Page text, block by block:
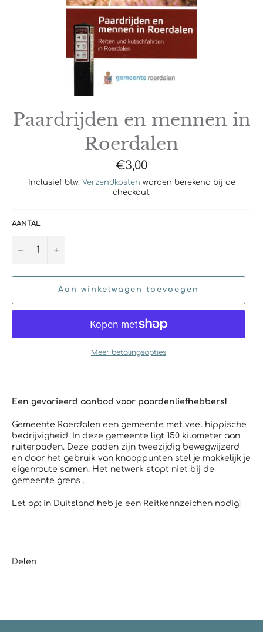
Paardrijden en mennen in
Roerdalen
Normale
prijs
€3,00
Inclusief btw. Verzendkosten worden berekend bij de
checkout.
AANTAL
− +
Aan winkelwagen toevoegen
Meer betalingsopties
Een gevarieerd aanbod voor paardenliefhebbers!
Gemeente Roerdalen een gemeente met veel hippische
bedrijvigheid. In deze gemeente ligt 150 kilometer aan
ruiterpaden. Deze paden zijn tweezijdig bewegwijzerd
en door het gebruik van knooppunten stel je makkelijk je
eigenroute samen. Het netwerk stopt niet bij de
gemeente grens .
Let op: in Duitsland heb je een Reitkennzeichen nodig!
Delen